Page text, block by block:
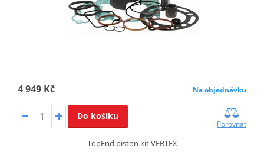
4 949 Kč Na objednávku
Do košíku
Porovnat
TopEnd piston kit VERTEX